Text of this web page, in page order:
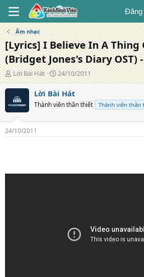
Đăng
Âm nhạc
[Lyrics] I Believe In A Thing
(Bridget Jones's Diary OST)
T
á
c
g
i
ả
Lời Bài Hát
N
g
à
y
đ
g
24/10/2011
Lời Bài Hát
Thành viên thân thiết Thành viên thân
24/10/2011